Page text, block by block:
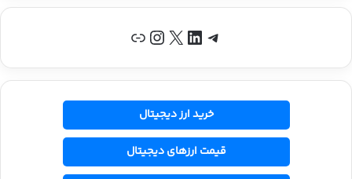
تلگرام لینکداین X اینستاگرم پیوند
خرید ارز دیجیتال
قیمت ارزهای دیجیتال